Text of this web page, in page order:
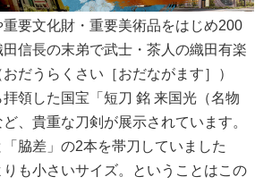
要文化財・重要美術品をはじめ200
信長の末弟で武士・茶人の織田有楽
だうらくさい［おだながます］）
領した国宝「短刀 銘 来国光（名物
、貴重な刀剣が展示されています。
脇差」の2本を帯刀していました
も小さいサイズ。ということはこの